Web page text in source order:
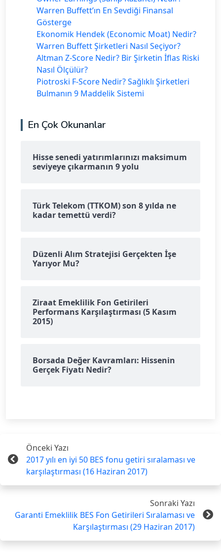
Warren Buffett’ın En Sevdiği Finansal
Gösterge
Ekonomik Hendek (Economic Moat) Nedir?
Warren Buffett Şirketleri Nasıl Seçiyor?
Altman Z-Score Nedir? Bir Şirketin İflas Riski
Nasıl Ölçülür?
Piotroski F-Score Nedir? Sağlıklı Şirketleri
Bulmanın 9 Maddelik Sistemi
En Çok Okunanlar
Hisse senedi yatırımlarınızı maksimum
seviyeye çıkarmanın 9 yolu
Türk Telekom (TTKOM) son 8 yılda ne
kadar temettü verdi?
Düzenli Alım Stratejisi Gerçekten İşe
Yarıyor Mu?
Ziraat Emeklilik Fon Getirileri
Performans Karşılaştırması (5 Kasım
2015)
Borsada Değer Kavramları: Hissenin
Gerçek Fiyatı Nedir?
Önceki Yazı
2017 yılı en iyi 50 BES fonu getiri sıralaması ve
karşılaştırması (16 Haziran 2017)
Sonraki Yazı
Garanti Emeklilik BES Fon Getirileri Sıralaması ve
Karşılaştırması (29 Haziran 2017)